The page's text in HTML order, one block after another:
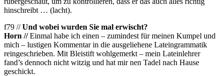
hinschreibt … (lacht).
f79 // Und wobei wurden Sie mal erwischt?
Horn //Einmal habe ich einen – zumindest für meinen Kumpel und
mich – lustigen Kommentar in die ausgeliehene Lateingrammatik
reingeschrieben. Mit Bleistift wohlgemerkt – mein Lateinlehrer
fand’s dennoch nicht witzig und hat mir nen Tadel nach Hause
geschickt.